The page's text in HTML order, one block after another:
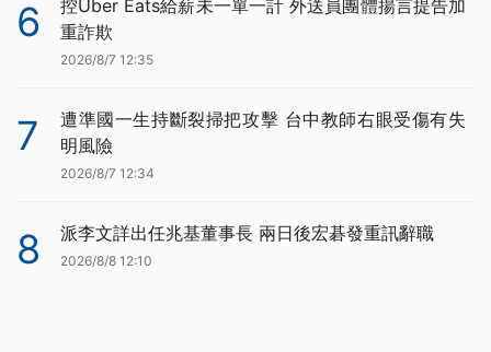
6
控Uber Eats給薪未一單一計 外送員團體揚言提告加
重詐欺
2026/8/7 12:35
7
遭準國一生持斷裂掃把攻擊 台中教師右眼受傷有失
明風險
2026/8/7 12:34
8 派李文詳出任兆基董事長 兩日後宏碁發重訊辭職
2026/8/8 12:10